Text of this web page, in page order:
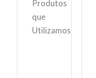
Produtos
que
Utilizamos